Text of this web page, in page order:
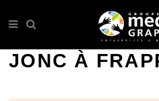
JONC À